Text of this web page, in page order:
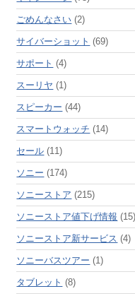
ごめんなさい (2)
サイバーショット (69)
サポート (4)
スーリヤ (1)
スピーカー (44)
スマートウォッチ (14)
セール (11)
ソニー (174)
ソニーストア (215)
ソニーストア値下げ情報 (15)
ソニーストア新サービス (4)
ソニーバスツアー (1)
タブレット (8)